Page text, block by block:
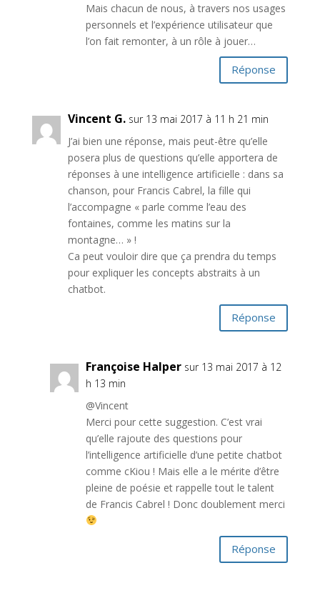
Mais chacun de nous, à travers nos usages
personnels et l’expérience utilisateur que
l’on fait remonter, à un rôle à jouer…
Réponse
Vincent G. sur 13 mai 2017 à 11 h 21 min
J’ai bien une réponse, mais peut-être qu’elle
posera plus de questions qu’elle apportera de
réponses à une intelligence artificielle : dans sa
chanson, pour Francis Cabrel, la fille qui
l’accompagne « parle comme l’eau des
fontaines, comme les matins sur la
montagne… » !
Ca peut vouloir dire que ça prendra du temps
pour expliquer les concepts abstraits à un
chatbot.
Réponse
Françoise Halper sur 13 mai 2017 à 12
h 13 min
@Vincent
Merci pour cette suggestion. C’est vrai
qu’elle rajoute des questions pour
l’intelligence artificielle d’une petite chatbot
comme cKiou ! Mais elle a le mérite d’être
pleine de poésie et rappelle tout le talent
de Francis Cabrel ! Donc doublement merci
Réponse